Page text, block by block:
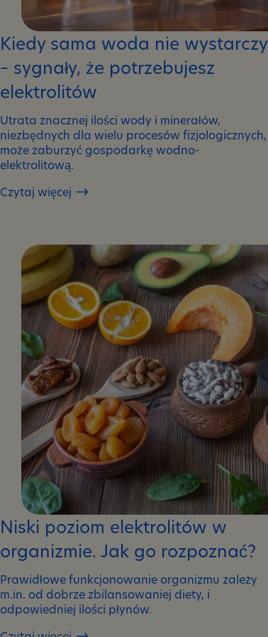
Kiedy sama woda nie wystarczy
– sygnały, że potrzebujesz
elektrolitów
Utrata znacznej ilości wody i minerałów,
niezbędnych dla wielu procesów fizjologicznych,
może zaburzyć gospodarkę wodno-
elektrolitową.
Czytaj więcej
Kiedy
wystarczy
sygnały,
potrzebujesz
elektrolitów
Niski poziom elektrolitów w
organizmie. Jak go rozpoznać?
Prawidłowe funkcjonowanie organizmu zależy
m.in. od dobrze zbilansowaniej diety, i
odpowiedniej ilości płynów.